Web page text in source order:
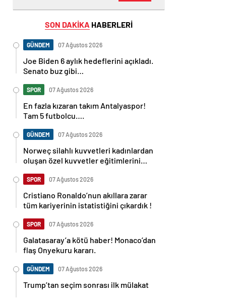
SON DAKİKA HABERLERİ
GÜNDEM 07 Ağustos 2026
Joe Biden 6 aylık hedeflerini açıkladı.
Senato buz gibi…
SPOR 07 Ağustos 2026
En fazla kızaran takım Antalyaspor!
Tam 5 futbolcu….
GÜNDEM 07 Ağustos 2026
Norweç silahlı kuvvetleri kadınlardan
oluşan özel kuvvetler eğitimlerini
SPOR 07 Ağustos 2026
Cristiano Ronaldo’nun akıllara zarar
tüm kariyerinin istatistiğini çıkardık !
SPOR 07 Ağustos 2026
Galatasaray’a kötü haber! Monaco’dan
flaş Onyekuru kararı.
GÜNDEM 07 Ağustos 2026
Trump’tan seçim sonrası ilk mülakat